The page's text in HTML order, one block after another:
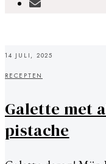
14 JULI, 2025
RECEPTEN
Galette met
pistache